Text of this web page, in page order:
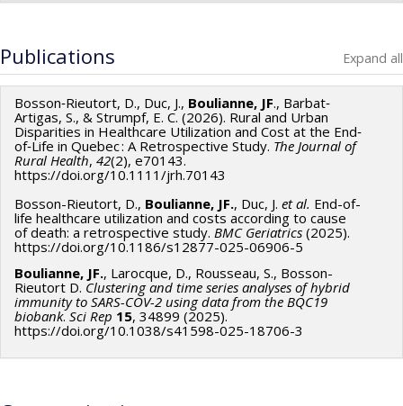
Co-researchers :
Larocque,Simon Rousseau
Publications Expand all
Bosson‐Rieutort, D., Duc, J., Boulianne, JF., Barbat‐
Artigas, S., & Strumpf, E. C. (2026). Rural and Urban
Disparities in Healthcare Utilization and Cost at the End‐
of‐Life in Quebec : A Retrospective Study. The Journal of
Rural Health, 42(2), e70143.
https://doi.org/10.1111/jrh.70143
Bosson-Rieutort, D., Boulianne, JF., Duc, J. et al. End-of-
life healthcare utilization and costs according to cause
of death: a retrospective study. BMC Geriatrics (2025).
https://doi.org/10.1186/s12877-025-06906-5
Boulianne, JF., Larocque, D., Rousseau, S., Bosson-
Rieutort D. Clustering and time series analyses of hybrid
immunity to SARS-COV-2 using data from the BQC19
biobank.Sci Rep 15, 34899 (2025).
https://doi.org/10.1038/s41598-025-18706-3